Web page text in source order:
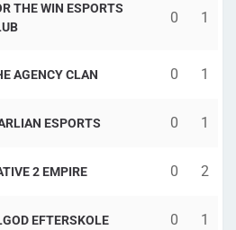
THE WIN ESPORTS
0 1
AGENCY CLAN 0 1
ESPORTS 0 1
2 EMPIRE 0 2
EFTERSKOLE 0 1